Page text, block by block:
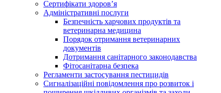
Сертифікати здоров’я
Адміністративні послуги
Безпечність харчових продуктів та
ветеринарна медицина
Порядок отримання ветеринарних
документів
Дотримання санітарного законодавства
Фітосанітарна безпека
Регламенти застосування пестицидів
Сигналізаційні повідомлення про розвиток і